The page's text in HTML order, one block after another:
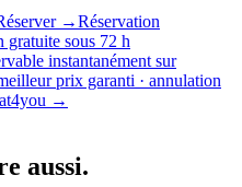
→Réservation
gratuite sous 72 h
instantanément sur
prix garanti · annulation
→
aussi.